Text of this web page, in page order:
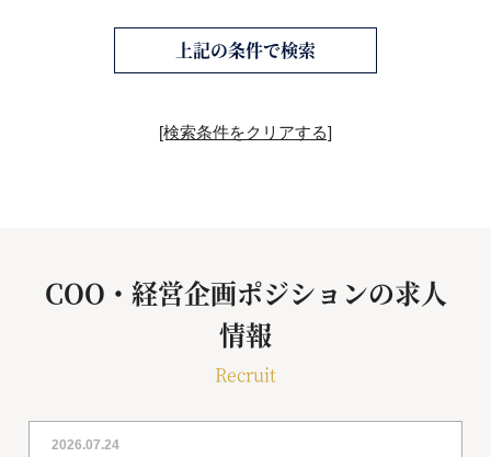
上記の条件で検索
[検索条件をクリアする]
COO・経営企画ポジションの求人
情報
Recruit
2026.07.24